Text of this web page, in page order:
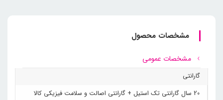
مشخصات محصول
مشخصات عمومی
گارانتی
20 سال گارانتی تک استیل + گارانتی اصالت و سلامت فیزیکی کالا